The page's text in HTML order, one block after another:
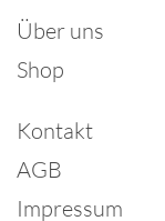
Über uns
Shop
Kontakt
AGB
Impressum